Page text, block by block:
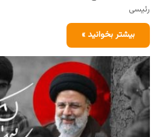
رئیسی
بیشتر بخوانید »